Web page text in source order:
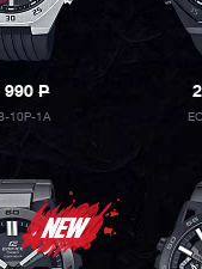
990P
10P-1A